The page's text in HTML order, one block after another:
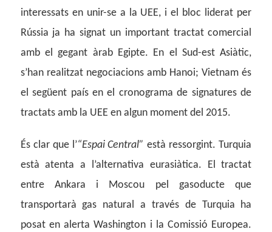
interessats en unir-se a la UEE, i el bloc liderat per
Rússia ja ha signat un important tractat comercial
amb el gegant àrab Egipte. En el Sud-est Asiàtic,
s’han realitzat negociacions amb Hanoi; Vietnam és
el següent país en el cronograma de signatures de
tractats amb la UEE en algun moment del 2015.
És clar que l’“Espai Central” està ressorgint. Turquia
està atenta a l’alternativa eurasiàtica. El tractat
entre Ankara i Moscou pel gasoducte que
transportarà gas natural a través de Turquia ha
posat en alerta Washington i la Comissió Europea.